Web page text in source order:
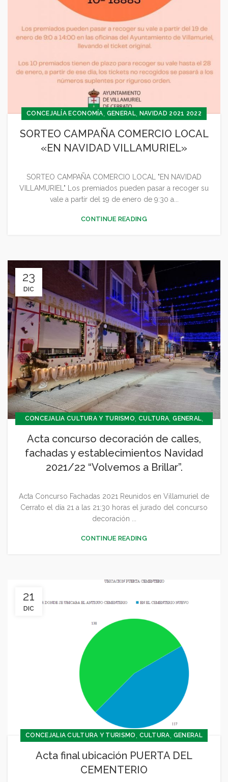
CONCEJALÍA ECONOMÍA GENERAL, NAVIDAD 2021 2022
SORTEO CAMPAÑA COMERCIO LOCAL
«EN NAVIDAD VILLAMURIEL»
SORTEO CAMPAÑA COMERCIO LOCAL "EN NAVIDAD
VILLAMURIEL" Los premiados pueden pasar a recoger su
vale a partir del 19 de enero de 9:30 a...
CONTINUE READING
23
DIC
CONCEJALIA CULTURA Y TURISMO,CULTURA,GENERAL,
Acta concurso decoración de calles,
fachadas y establecimientos Navidad
2021/22 “Volvemos a Brillar”.
Acta Concurso Fachadas 2021 Reunidos en Villamuriel de
Cerrato el día 21 a las 21:30 horas el jurado del concurso
decoración ...
CONTINUE READING
21
DIC
CONCEJALIA CULTURA Y TURISMO CULTURA GENERAL
Acta final ubicación PUERTA DEL
CEMENTERIO